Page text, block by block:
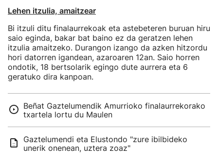
Lehen itzulia, amaitzear
Bi itzuli ditu finalaurrekoak eta astebeteren buruan hiru
saio eginda, bakar bat baino ez da geratzen lehen
itzulia amaitzeko. Durangon izango da azken hitzordu
hori datorren igandean, azaroaren 12an. Saio horren
ondotik, 18 bertsolarik egingo dute aurrera eta 6
geratuko dira kanpoan.
Beñat Gaztelumendik Amurrioko finalaurrekorako
txartela lortu du Maulen
Gaztelumendi eta Elustondo "zure ibilbideko
unerik onenean, uztera zoaz"